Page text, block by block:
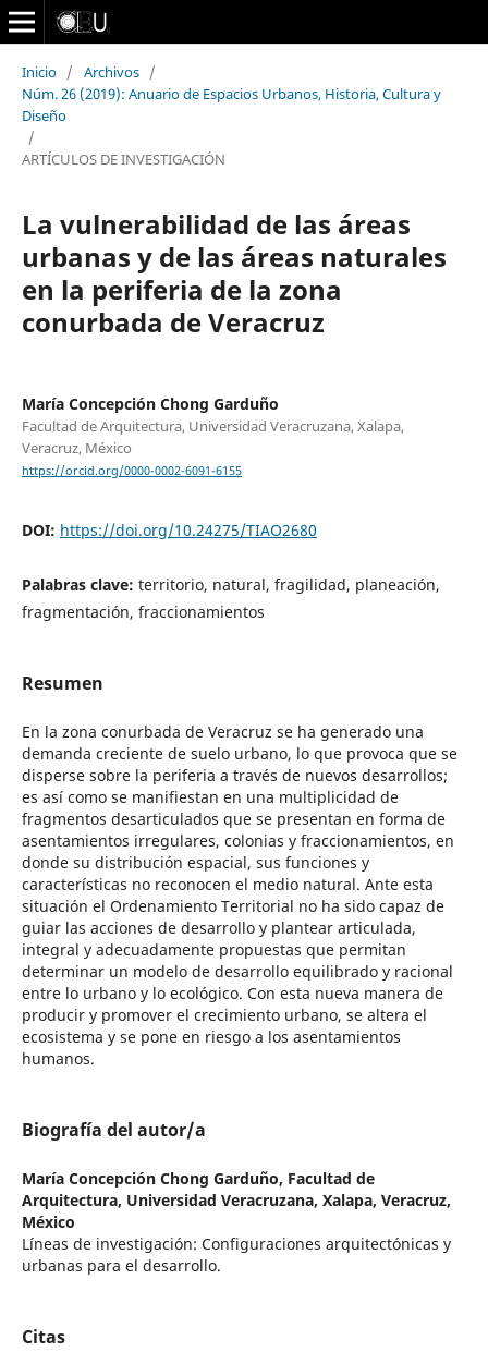
Inicio / Archivos /
Núm. 26 (2019): Anuario de Espacios Urbanos, Historia, Cultura y
Diseño
/
ARTÍCULOS DE INVESTIGACIÓN
La vulnerabilidad de las áreas
urbanas y de las áreas naturales
en la periferia de la zona
conurbada de Veracruz
María Concepción Chong Garduño
Facultad de Arquitectura, Universidad Veracruzana, Xalapa,
Veracruz, México
https://orcid.org/0000-0002-6091-6155
DOI: https://doi.org/10.24275/TIAO2680
Palabras clave: territorio, natural, fragilidad, planeación,
fragmentación, fraccionamientos
Resumen
En la zona conurbada de Veracruz se ha generado una
demanda creciente de suelo urbano, lo que provoca que se
disperse sobre la periferia a través de nuevos desarrollos;
es así como se manifiestan en una multiplicidad de
fragmentos desarticulados que se presentan en forma de
asentamientos irregulares, colonias y fraccionamientos, en
donde su distribución espacial, sus funciones y
características no reconocen el medio natural. Ante esta
situación el Ordenamiento Territorial no ha sido capaz de
guiar las acciones de desarrollo y plantear articulada,
integral y adecuadamente propuestas que permitan
determinar un modelo de desarrollo equilibrado y racional
entre lo urbano y lo ecológico. Con esta nueva manera de
producir y promover el crecimiento urbano, se altera el
ecosistema y se pone en riesgo a los asentamientos
humanos.
Biografía del autor/a
María Concepción Chong Garduño, Facultad de
Arquitectura, Universidad Veracruzana, Xalapa, Veracruz,
México
Líneas de investigación: Configuraciones arquitectónicas y
urbanas para el desarrollo.
Citas